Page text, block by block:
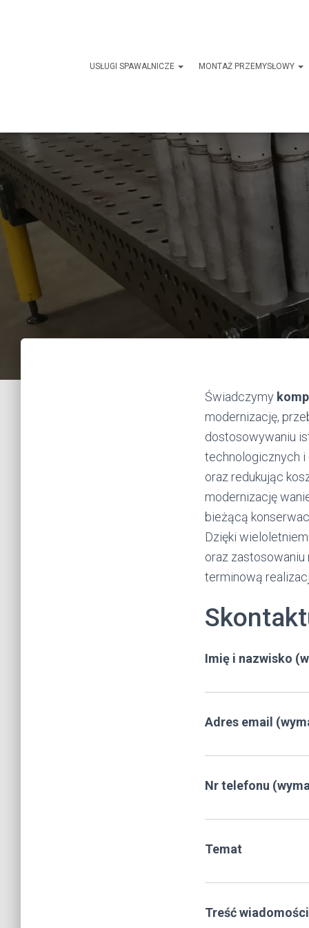
USŁUGI SPAWALNICZE MONTAŻ PRZEMYSŁOWY
Świadczymy
modernizację,
dostosowywaniu
technologicznych
oraz redukując
modernizację
bieżącą
Dzięki
oraz
terminową
Imię i nazwisko
Adres email
Nr telefonu
Temat
Treść wiadomości